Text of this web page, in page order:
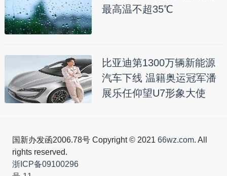
最高温不超35℃
比亚迪第1300万辆新能源
汽车下线 温籍奥运冠军潘
展乐任仰望U7形象大使
国新办发函2006.78号 Copyright © 2021 66wz.com. All
rights reserved.
浙ICP备09100296